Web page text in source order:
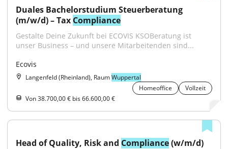
Duales Bachelorstudium Steuerberatung
(m/w/d) – Tax Compliance
Gestalte Deine Zukunft bei ECOVIS KSOBeratung ist
unser Business – und unsere Mitarbeitenden sind...
Ecovis
Langenfeld (Rheinland), RaumWuppertal
Homeoffice
Vollzeit
Von 38.700,00 € bis 66.600,00 €
Head of Quality, Risk and Compliance (w/m/d)